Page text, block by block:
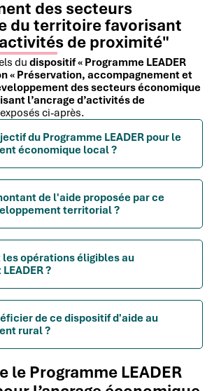
des secteurs
du territoire favorisant
de proximité"
du dispositif « Programme LEADER
« Préservation, accompagnement et
des secteurs économique
l’ancrage d’activités de
ci-après.
du Programme LEADER pour le
économique local ?
de l'aide proposée par ce
territorial ?
opérations éligibles au
?
de ce dispositif d'aide au
rural ?
le Programme LEADER